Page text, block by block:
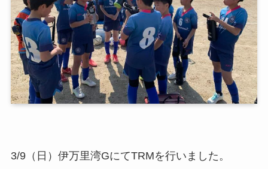
3/9（日）伊万里湾GにてTRMを行いました。